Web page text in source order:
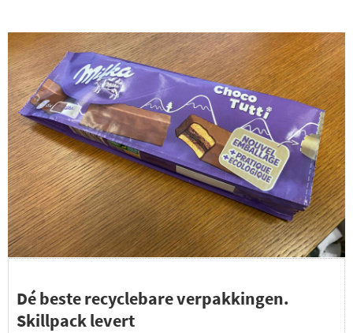
Dé beste recyclebare verpakkingen.
Skillpack levert